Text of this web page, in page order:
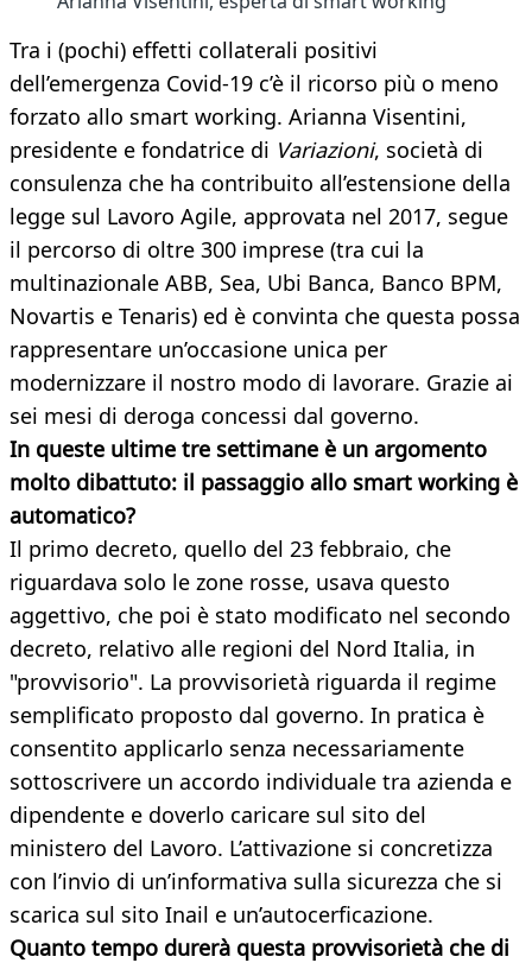
Tra i (pochi) effetti collaterali positivi
dell’emergenza Covid-19 c’è il ricorso più o meno
forzato allo smart working. Arianna Visentini,
presidente e fondatrice di Variazioni, società di
consulenza che ha contribuito all’estensione della
legge sul Lavoro Agile, approvata nel 2017, segue
il percorso di oltre 300 imprese (tra cui la
multinazionale ABB, Sea, Ubi Banca, Banco BPM,
Novartis e Tenaris) ed è convinta che questa possa
rappresentare un’occasione unica per
modernizzare il nostro modo di lavorare. Grazie ai
sei mesi di deroga concessi dal governo.
In queste ultime tre settimane è un argomento
molto dibattuto: il passaggio allo smart working è
automatico?
Il primo decreto, quello del 23 febbraio, che
riguardava solo le zone rosse, usava questo
aggettivo, che poi è stato modificato nel secondo
decreto, relativo alle regioni del Nord Italia, in
"provvisorio". La provvisorietà riguarda il regime
semplificato proposto dal governo. In pratica è
consentito applicarlo senza necessariamente
sottoscrivere un accordo individuale tra azienda e
dipendente e doverlo caricare sul sito del
ministero del Lavoro. L’attivazione si concretizza
con l’invio di un’informativa sulla sicurezza che si
scarica sul sito Inail e un’autocerficazione.
Quanto tempo durerà questa provvisorietà che di